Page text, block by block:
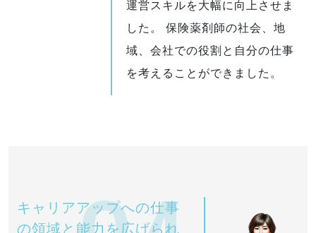
運営スキルを大幅に向上させま
した。 保険薬剤師の社会、地
域、会社での役割と自分の仕事
を考えることができました。
キャリアアップへの仕事
の領域と能力を広げられ